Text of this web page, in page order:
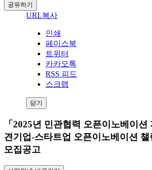
공유하기
URL복사
인쇄
페이스북
트위터
카카오톡
RSS 피드
스크랩
닫기
「2025년 민관협력 오픈이노베이
견기업-스타트업 오픈이노베이션 챌
모집공고